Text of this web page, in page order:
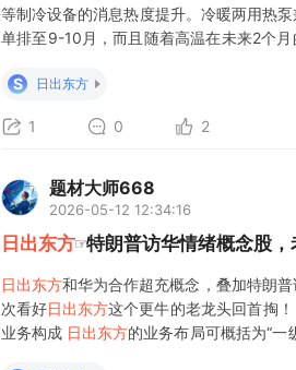
等制冷设备的消息热度提升。冷暖两用热
单排至9-10月，而且随着高温在未来2个
分电燃热产品及烟机灶具等智能厨电
S 日出东方
1 0 2
题材大师668
2026-05-12 12:34:16
日出东方☞特朗普访华情绪概念股，
日出东方和华为合作超充概念，叠加特朗
次看好日出东方这个更牛的老龙头回首掏
业务构成 日出东方的业务布局可概括为“